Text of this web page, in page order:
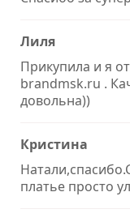
Лиля
Прикупила и я
brandmsk.ru .
довольна))
Кристина
платье просто